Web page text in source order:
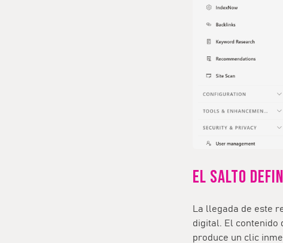
El salto
La llegada de este
digital. El contenido
produce un clic